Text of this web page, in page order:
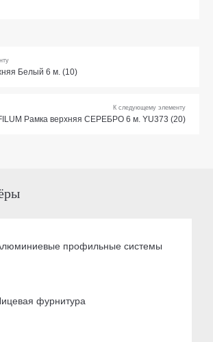
Белый 6 м. (10)
К следующему элементу
Рамка верхняя СЕРЕБРО 6 м. YU373 (20)
профильные системы
фурнитура